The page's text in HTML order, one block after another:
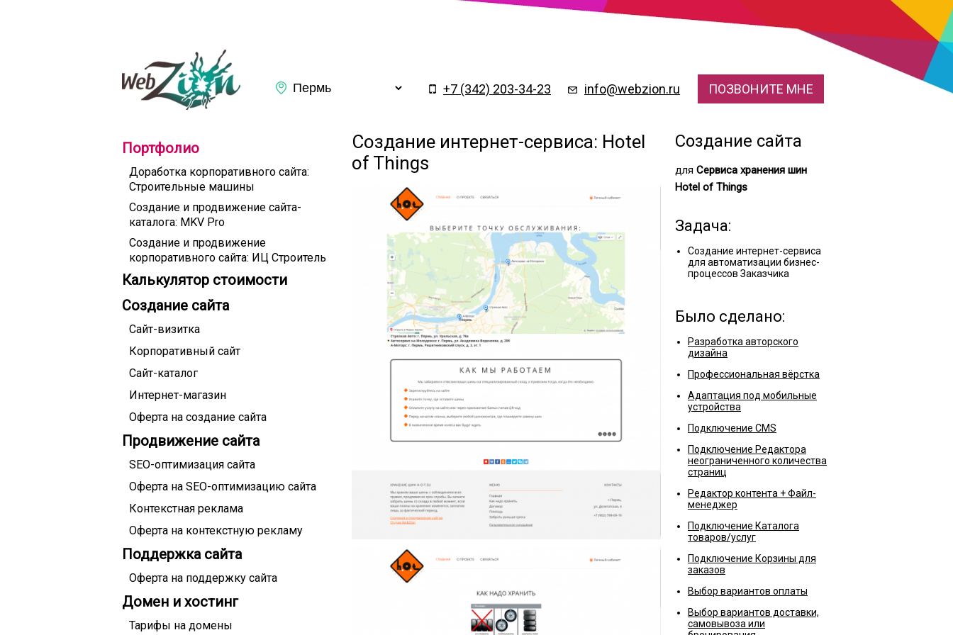
+7 (342) 203-34-23 info@webzion.ru ПОЗВОНИТЕ МНЕ
Портфолио
Доработка корпоративного сайта:
Строительные машины
Создание и продвижение сайта-
каталога: MKV Pro
Создание и продвижение
корпоративного сайта: ИЦ Строитель
Калькулятор стоимости
Создание сайта
Сайт-визитка
Корпоративный сайт
Сайт-каталог
Интернет-магазин
Оферта на создание сайта
Продвижение сайта
SEO-оптимизация сайта
Оферта на SEO-оптимизацию сайта
Контекстная реклама
Оферта на контекстную рекламу
Поддержка сайта
Оферта на поддержку сайта
Домен и хостинг
Тарифы на домены
Создание интернет-сервиса: Hotel
of Things
Создание сайта
для Сервиса хранения шин
Hotel of Things
Задача:
Создание интернет-сервиса
для автоматизации бизнес-
процессов Заказчика
Было сделано:
Разработка авторского
дизайна
Профессиональная вёрстка
Адаптация под мобильные
устройства
Подключение CMS
Подключение Редактора
неограниченного количества
страниц
Редактор контента + Файл-
менеджер
Подключение Каталога
товаров/услуг
Подключение Корзины для
заказов
Выбор вариантов оплаты
Выбор вариантов доставки,
самовывоза или
Подтверждаю
ознакомление с
Политикой
конфиденциальности